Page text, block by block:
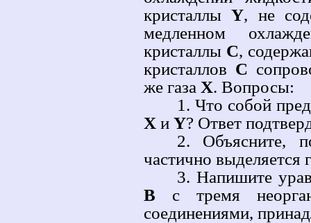
кристаллыY, не
медленном
кристаллы С,
кристаллов С
же газа Х. Вопросы:
1. Что собой
Х и Y? Ответ
2. Объясните,
частично выделяется
3. Напишите
В с тремя
соединениями,